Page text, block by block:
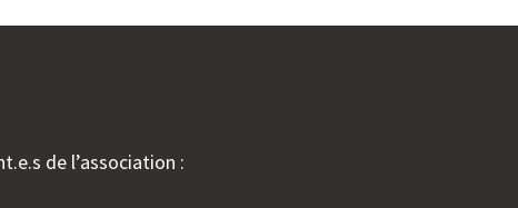
de l’association :